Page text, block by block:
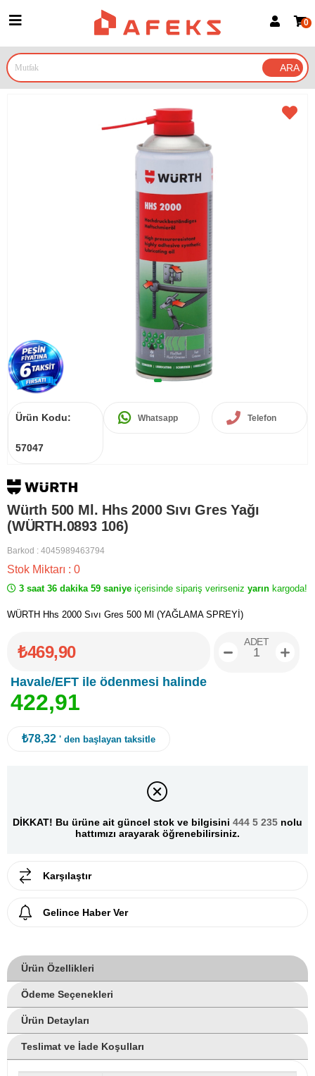
Google İle Bağlan
0
Ürün Kodu:
57047
Whatsapp Telefon
Würth 500 Ml. Hhs 2000 Sıvı Gres Yağı
(WÜRTH.0893 106)
Barkod : 4045989463794
Stok Miktarı : 0
3 saat 36 dakika 59 saniye içerisinde sipariş verirseniz yarın kargoda!
WÜRTH Hhs 2000 Sıvı Gres 500 Ml (YAĞLAMA SPREYİ)
₺469,90
Havale/EFT ile ödenmesi halinde
422,91
ADET
₺78,32 ' den başlayan taksitle
DİKKAT! Bu ürüne ait güncel stok ve bilgisini 444 5 235 nolu
hattımızı arayarak öğrenebilirsiniz.
Karşılaştır
Gelince Haber Ver
Ürün Özellikleri
Ödeme Seçenekleri
Ürün Detayları
Teslimat ve İade Koşulları